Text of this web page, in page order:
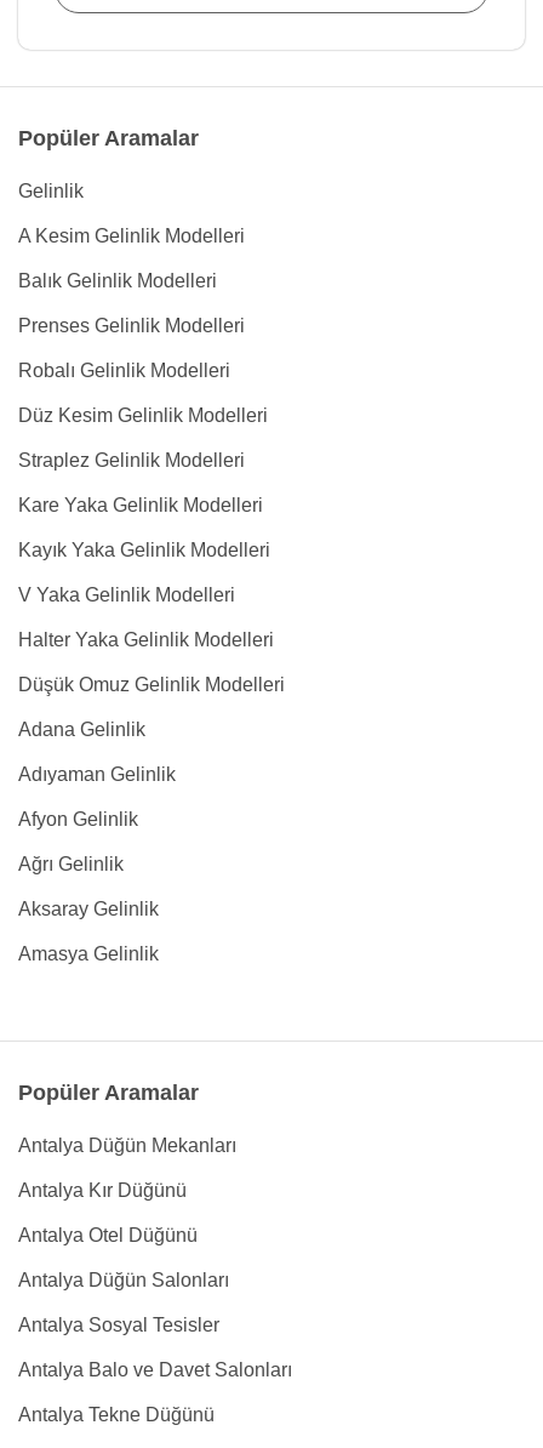
Popüler Aramalar
Gelinlik
A Kesim Gelinlik Modelleri
Balık Gelinlik Modelleri
Prenses Gelinlik Modelleri
Robalı Gelinlik Modelleri
Düz Kesim Gelinlik Modelleri
Straplez Gelinlik Modelleri
Kare Yaka Gelinlik Modelleri
Kayık Yaka Gelinlik Modelleri
V Yaka Gelinlik Modelleri
Halter Yaka Gelinlik Modelleri
Düşük Omuz Gelinlik Modelleri
Adana Gelinlik
Adıyaman Gelinlik
Afyon Gelinlik
Ağrı Gelinlik
Aksaray Gelinlik
Amasya Gelinlik
Popüler Aramalar
Antalya Düğün Mekanları
Antalya Kır Düğünü
Antalya Otel Düğünü
Antalya Düğün Salonları
Antalya Sosyal Tesisler
Antalya Balo ve Davet Salonları
Antalya Tekne Düğünü